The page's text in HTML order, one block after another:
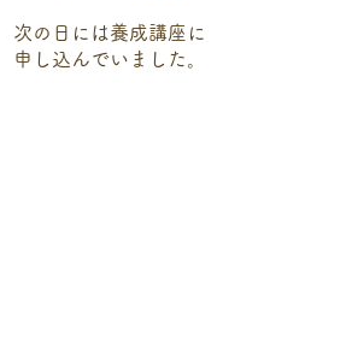
次の日には養成講座に
​申し込んでいました。